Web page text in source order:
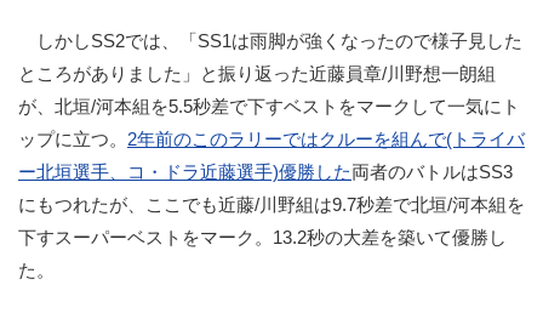
しかしSS2では、「SS1は雨脚が強くなったので様子見した
ところがありました」と振り返った近藤員章/川野想一朗組
が、北垣/河本組を5.5秒差で下すベストをマークして一気にト
ップに立つ。 2年前のこのラリーではクルーを組んで(トライバ
ー北垣選手、コ・ドラ近藤選手)優勝した両者のバトルはSS3
にもつれたが、ここでも近藤/川野組は9.7秒差で北垣/河本組を
下すスーパーベストをマーク。13.2秒の大差を築いて優勝し
た。